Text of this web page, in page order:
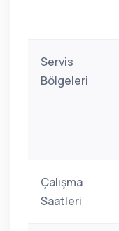
Servis
Bölgeleri
Çalışma
Saatleri